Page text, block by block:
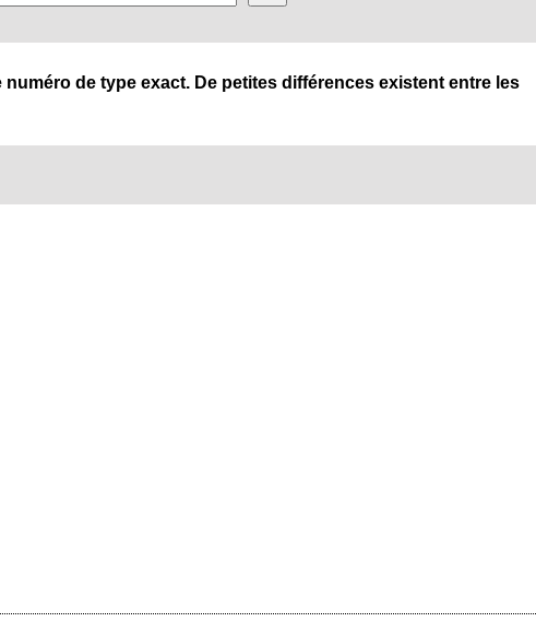
de type exact. De petites différences existent entre les